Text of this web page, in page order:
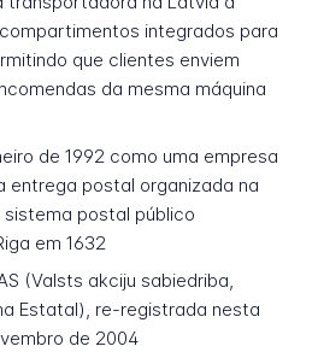
integrados para
que clientes enviem
da mesma máquina
de 1992 como uma empresa
entrega postal organizada na
postal público
em 1632
(Valsts akciju sabiedriba,
Estatal), re-registrada nesta
de 2004